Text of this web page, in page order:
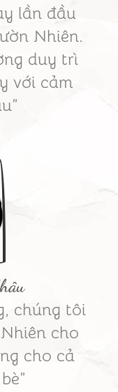
lần đầu
Nhiên.
duy trì
với cảm
chúng tôi
cho
cho cả